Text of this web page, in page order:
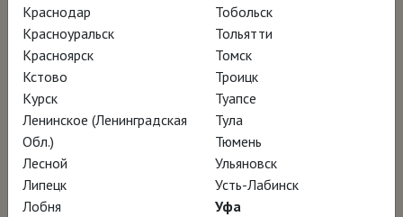
творчество Фернандо Ботеро. На кадрах из
мастерской Ботеро подводит итог:
несмотря на славу, восторженные отзывы и
финансовый успех, он всё ещё учится. «Вся
моя жизнь — живопись», — говорит он.
«Звезда первой толщины»|
Коммерсант
Краснодар
Красноуральск
Красноярск
Кстово
Курск
Ленинское (Ленинградская
Обл.)
Лесной
Липецк
Лобня
Тобольск
Тольятти
Томск
Троицк
Туапсе
Тула
Тюмень
Ульяновск
Усть-Лабинск
Уфа